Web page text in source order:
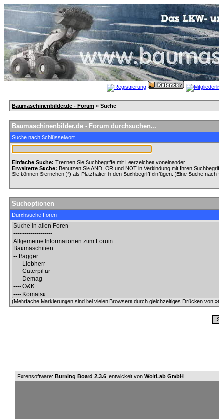
Baumaschinenbilder.de - Forum » Suche
Baumaschinenbilder.de - Forum durchsuchen...
Suche nach Schlüsselwort
Einfache Suche: Trennen Sie Suchbegriffe mit Leerzeichen voneinander.
Erweiterte Suche: Benutzen Sie AND, OR und NOT in Verbindung mit Ihren
Sie können Sternchen (*) als Platzhalter in den Suchbegriff einfügen. (Eine Suche
Suchoptionen
Durchsuche Foren
(Mehrfache Markierungen sind bei vielen Browsern durch gleichzeitiges Drücken von
Forensoftware: Burning Board 2.3.6 , entwickelt von WoltLab GmbH